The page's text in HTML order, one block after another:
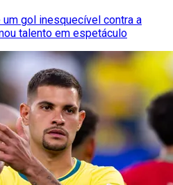
gol inesquecível contra a
talento em espetáculo